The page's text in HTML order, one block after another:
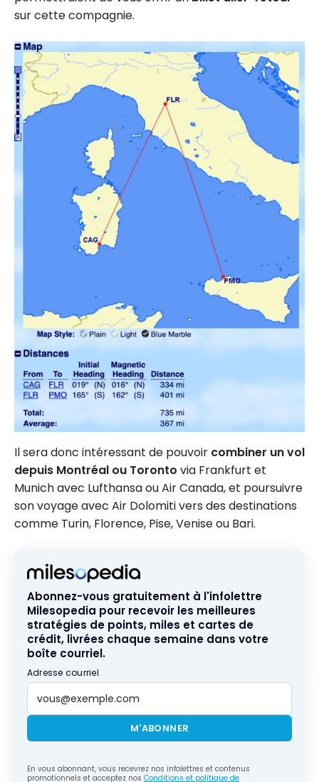
sur cette compagnie.
Il sera donc intéressant de pouvoir combiner un vol
depuis Montréal ou Toronto via Frankfurt et
Munich avec Lufthansa ou Air Canada, et poursuivre
son voyage avec Air Dolomiti vers des destinations
comme Turin, Florence, Pise, Venise ou Bari.
Abonnez-vous gratuitement à l'infolettre
Milesopedia pour recevoir les meilleures
stratégies de points, miles et cartes de
crédit, livrées chaque semaine dans votre
boîte courriel.
Adresse courriel
M'ABONNER
En vous abonnant, vous recevrez nos infolettres et contenus
promotionnels et acceptez nos Conditions et politique de